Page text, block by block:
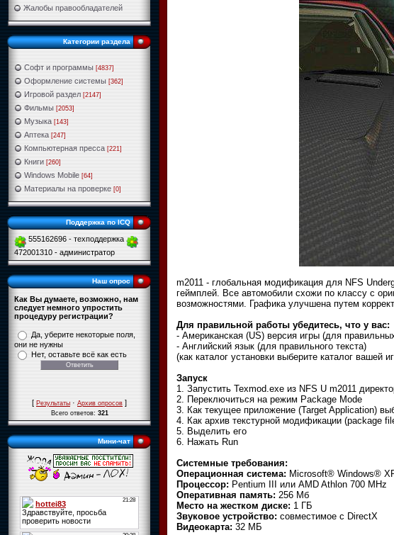
Жалобы правообладателей
Категории раздела
Софт и программы [4837]
Оформление системы [362]
Игровой раздел [2147]
Фильмы [2053]
Музыка [143]
Аптека [247]
Компьютерная пресса [221]
Книги [260]
Windows Mobile [64]
Материалы на проверке [0]
Поддержка по ICQ
555162696 - техподдержка
472001310 - администратор
Наш опрос
Как Вы думаете, возможно, нам
следует немного упростить
процедуру регистрации?
Да, уберите некоторые поля,
они не нужны
Нет, оставьте всё как есть
[Результаты·Архив опросов]
Всего ответов:321
Мини-чат
m2011 - глобальная модификация для NFS
геймплей. Все автомобили схожи по классу с
возможностями. Графика улучшена путем
Для правильной работы убедитесь, что у вас:
- Американская (US) версия игры (для
- Английский язык (для правильного текста)
(как каталог установки выберите каталог вашей
Запуск
1. Запустить Texmod.exe из NFS U m2011
2. Переключиться на режим Package Mode
3. Как текущее приложение (Target Application)
4. Как архив текстурной модификации (package
5. Выделить его
6. Нажать Run
Системные требования:
Операционная система: Microsoft® Windows®
Процессор: Pentium III или AMD Athlon 700 MHz
Оперативная память: 256 Мб
Место на жестком диске: 1 ГБ
Звуковое устройство: совместимое с DirectX
Видеокарта: 32 МБ